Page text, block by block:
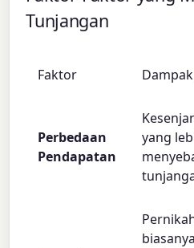
Tunjangan
Faktor
Perbedaan
Pendapatan
yang